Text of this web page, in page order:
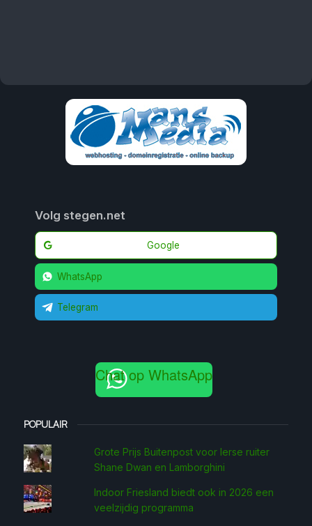
Volg stegen.net
Google
WhatsApp
Telegram
Chat op WhatsApp
POPULAIR
Grote Prijs Buitenpost voor Ierse ruiter
Shane Dwan en Lamborghini
Indoor Friesland biedt ook in 2026 een
veelzijdig programma